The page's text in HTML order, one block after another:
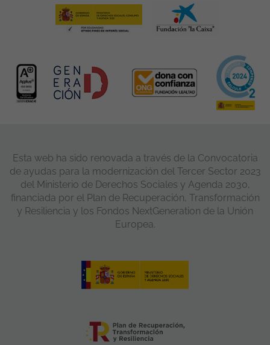
Esta web ha sido renovada a través de la Convocatoria
de ayudas para la modernización del Tercer Sector 2023
del Ministerio de Derechos Sociales y Agenda 2030,
financiada por el Plan de Recuperación, Transformación
y Resiliencia y los Fondos NextGeneration de la Unión
Europea.